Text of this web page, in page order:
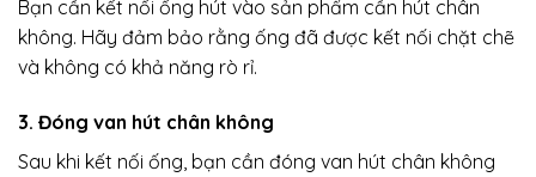
Bạn cần kết nối ống hút vào sản phẩm cần hút chân
không. Hãy đảm bảo rằng ống đã được kết nối chặt chẽ
và không có khả năng rò rỉ.
3. Đóng van hút chân không
Sau khi kết nối ống, bạn cần đóng van hút chân không